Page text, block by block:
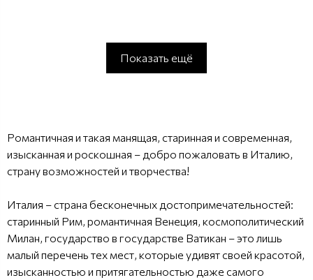
Показать ещё
Романтичная и такая манящая, старинная и современная,
изысканная и роскошная – добро пожаловать в Италию,
страну возможностей и творчества!
Италия – страна бесконечных достопримечательностей:
старинный Рим, романтичная Венеция, космополитический
Милан, государство в государстве Ватикан – это лишь
малый перечень тех мест, которые удивят своей красотой,
изысканностью и притягательностью даже самого